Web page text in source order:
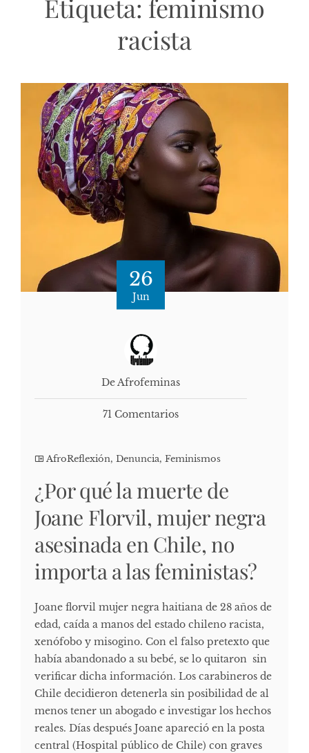
Etiqueta: feminismo
racista
26
Jun
De Afrofeminas
71 Comentarios
AfroReflexión, Denuncia, Feminismos
¿Por qué la muerte de
Joane Florvil, mujer negra
asesinada en Chile, no
importa a las feministas?
Joane florvil mujer negra haitiana de 28 años de
edad, caída a manos del estado chileno racista,
xenófobo y misogino. Con el falso pretexto que
había abandonado a su bebé, se lo quitaron sin
verificar dicha información. Los carabineros de
Chile decidieron detenerla sin posibilidad de al
menos tener un abogado e investigar los hechos
reales. Días después Joane apareció en la posta
central (Hospital público de Chile) con graves